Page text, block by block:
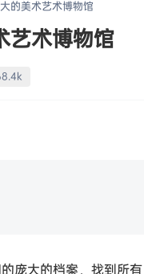
的美术艺术博物馆
艺术博物馆
庞大的档案，找到所有